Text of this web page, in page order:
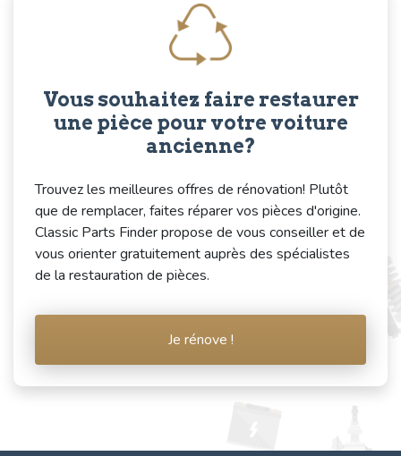
Vous souhaitez faire restaurer
une pièce pour votre voiture
ancienne?
Trouvez les meilleures offres de rénovation! Plutôt
que de remplacer, faites réparer vos pièces d'origine.
Classic Parts Finder propose de vous conseiller et de
vous orienter gratuitement auprès des spécialistes
de la restauration de pièces.
Je rénove !